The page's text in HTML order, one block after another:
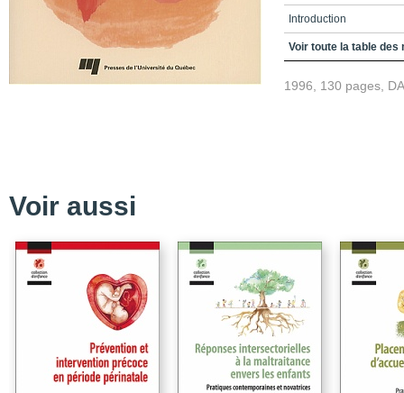
Introduction
Chapitre 1
Voir toute la table des
1996, 130 pages,
Voir aussi